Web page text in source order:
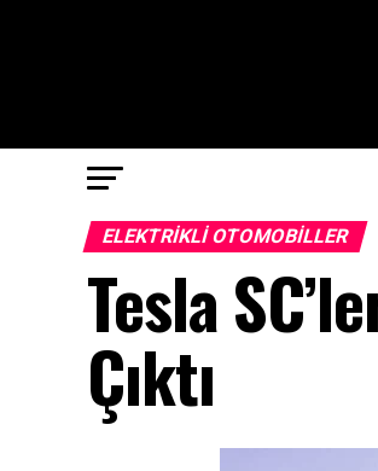
ELEKTRIKLI OTOMOBILLER
Tesla
Çıktı